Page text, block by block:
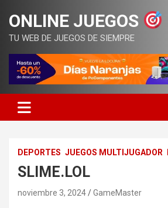
contenido
ONLINE JUEGOS
TU WEB DE JUEGOS DE SIEMPRE
DEPORTES JUEGOS MULTIJUGADOR
SLIME.LOL
noviembre 3, 2024 GameMaster